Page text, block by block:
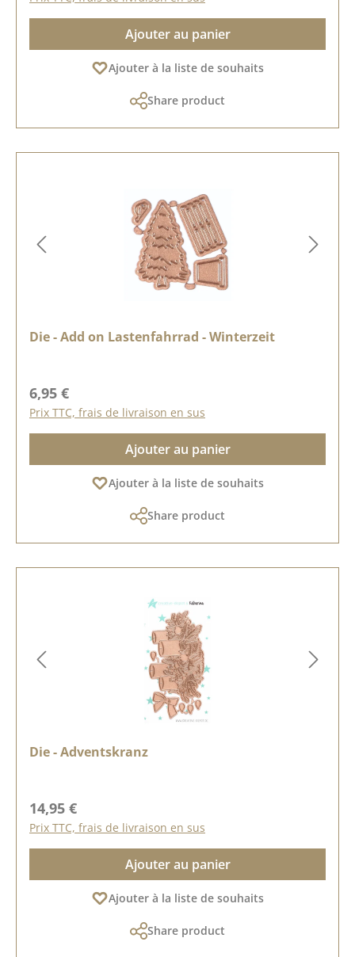
Ajouter au panier
Ajouter à la liste de souhaits
Share product
Die - Add on Lastenfahrrad - Winterzeit
Prix régulier :
6,95 €
Prix TTC, frais de livraison en sus
Ajouter au panier
Ajouter à la liste de souhaits
Share product
Die - Adventskranz
Prix régulier :
14,95 €
Prix TTC, frais de livraison en sus
Ajouter au panier
Ajouter à la liste de souhaits
Share product